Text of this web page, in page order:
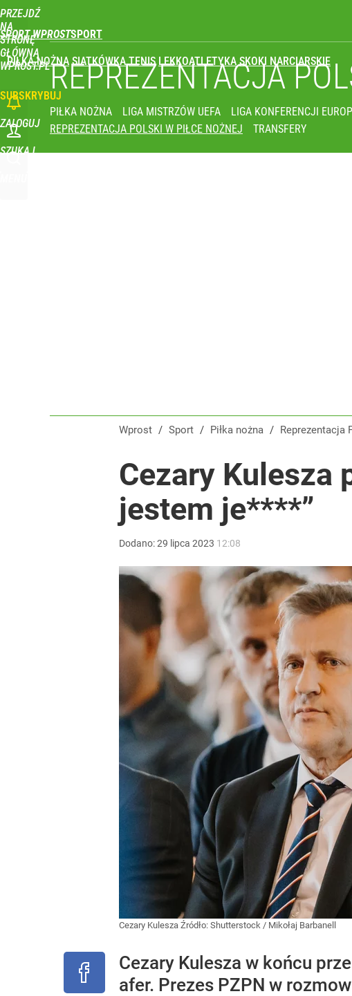
PRZEJDŹ
NA
STRONĘ
GŁÓWNĄ
WPROST.PL
SPORT WPROST
PIŁKA NOŻNA SIATKÓWKA TENIS LEKKOATLETYKA SKOKI NARCIARSKIE
SUBSKRYBUJ
ZALOGUJ
SZUKAJ
REPREZENTACJA
PIŁKA NOŻNA LIGA MISTRZÓW UEFA LIGA KONFERENCJI
REPREZENTACJA POLSKI W PIŁCE NOŻNEJ
TRANSFERY
Wprost / Sport / Piłka nożna /
Cezary Kulesza
jestem je****”
Dodano:29 lipca 2023 12:08
Cezary Kulesza Źródło: Shutterstock / Mikołaj Barbanell
Cezary Kulesza w końcu
afer. Prezes PZPN w